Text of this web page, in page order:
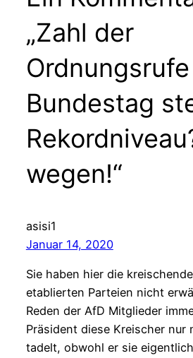
„Zahl der
Bundestag
wegen!“
asisi1
Januar 14, 2020
Sie haben hier die
etablierten Parteien nicht
Reden der AfD Mitglieder
Präsident diese Kreischer nur
tadelt, obwohl er sie